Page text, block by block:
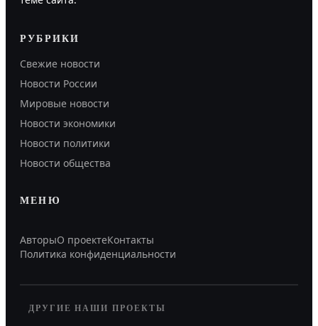
РУБРИКИ
Свежие новости
Новости России
Мировые новости
Новости экономики
Новости политики
Новости общества
МЕНЮ
АвторыО проектеКонтакты
Политика конфиденциальности
ДРУГИЕ НАШИ ПРОЕКТЫ